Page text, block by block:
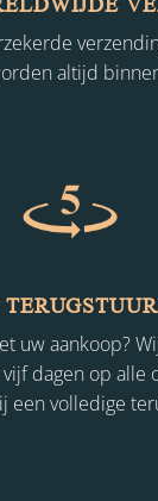
altijd
uw aankoop?
dagen op alle
een volledige